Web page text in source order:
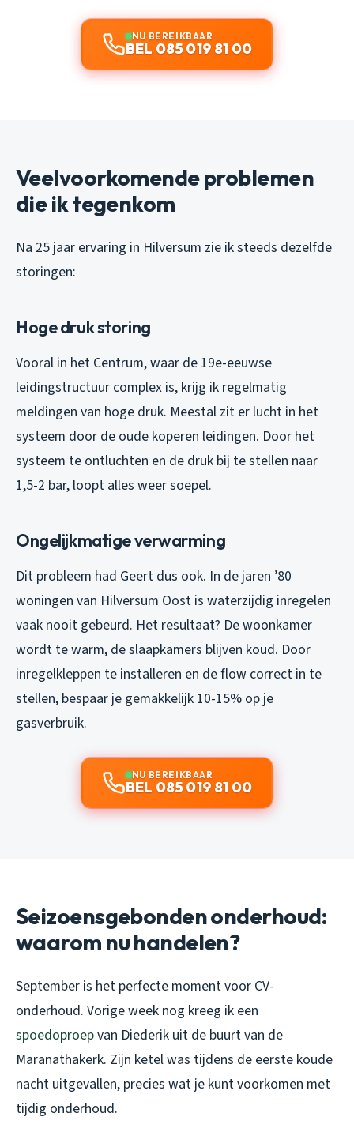
NU BEREIKBAAR
BEL 085 019 81 00
Veelvoorkomende problemen
die ik tegenkom
Na 25 jaar ervaring in Hilversum zie ik steeds dezelfde
storingen:
Hoge druk storing
Vooral in het Centrum, waar de 19e-eeuwse
leidingstructuur complex is, krijg ik regelmatig
meldingen van hoge druk. Meestal zit er lucht in het
systeem door de oude koperen leidingen. Door het
systeem te ontluchten en de druk bij te stellen naar
1,5-2 bar, loopt alles weer soepel.
Ongelijkmatige verwarming
Dit probleem had Geert dus ook. In de jaren ’80
woningen van Hilversum Oost is waterzijdig inregelen
vaak nooit gebeurd. Het resultaat? De woonkamer
wordt te warm, de slaapkamers blijven koud. Door
inregelkleppen te installeren en de flow correct in te
stellen, bespaar je gemakkelijk 10-15% op je
gasverbruik.
NU BEREIKBAAR
BEL 085 019 81 00
Seizoensgebonden onderhoud:
waarom nu handelen?
September is het perfecte moment voor CV-
onderhoud. Vorige week nog kreeg ik een
spoedoproepvan Diederik uit de buurt van de
Maranathakerk. Zijn ketel was tijdens de eerste koude
nacht uitgevallen, precies wat je kunt voorkomen met
tijdig onderhoud.